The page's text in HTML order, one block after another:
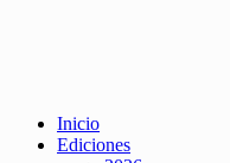
Inicio
Ediciones